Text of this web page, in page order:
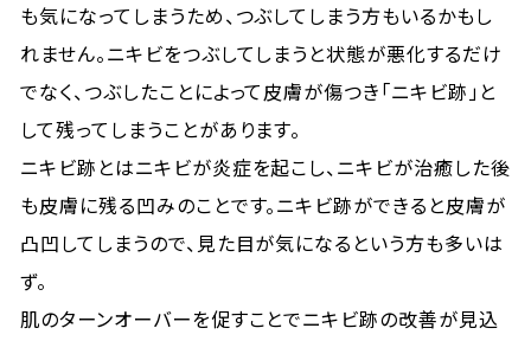
も気になってしまうため、つぶしてしまう方もいるかもし
れません。ニキビをつぶしてしまうと状態が悪化するだけ
でなく、つぶしたことによって皮膚が傷つき「ニキビ跡」と
して残ってしまうことがあります。
ニキビ跡とはニキビが炎症を起こし、ニキビが治癒した後
も皮膚に残る凹みのことです。ニキビ跡ができると皮膚が
凸凹してしまうので、見た目が気になるという方も多いは
ず。
肌のターンオーバーを促すことでニキビ跡の改善が見込